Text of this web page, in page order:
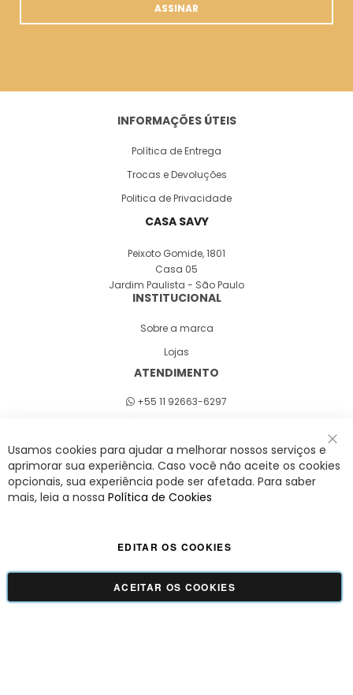
ASSINAR
INFORMAÇÕES ÚTEIS
Política de Entrega
Trocas e Devoluções
Politica de Privacidade
CASA SAVY
Peixoto Gomide, 1801
Casa 05
Jardim Paulista - São Paulo
INSTITUCIONAL
Sobre a marca
Lojas
ATENDIMENTO
+55 11 92663-6297
A Savy é uma lifestyle brand. Uma marca que promove fluidez para viver
o agora com leveza, cor e estilo.
GUADALUPE COMERCIO LTDA - 42.509.755/0001-66 | Tecnologia e Design:
Usamos cookies para ajudar a melhorar nossos serviços e
aprimorar sua experiência. Caso você não aceite os cookies
opcionais, sua experiência pode ser afetada. Para saber
mais, leia a nossa Política de Cookies
ACEITAR OS COOKIES
EDITAR OS COOKIES